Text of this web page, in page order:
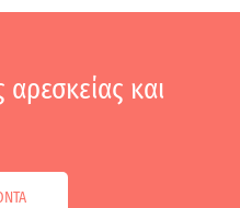
αρεσκείας και